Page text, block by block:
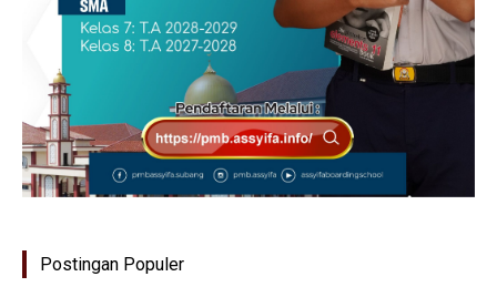
Postingan Populer